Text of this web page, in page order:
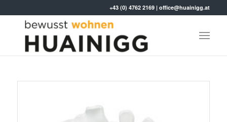
+43 (0) 4762 2169 |office@huainigg.at